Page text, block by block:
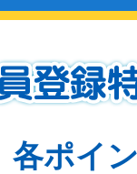
各ポイ